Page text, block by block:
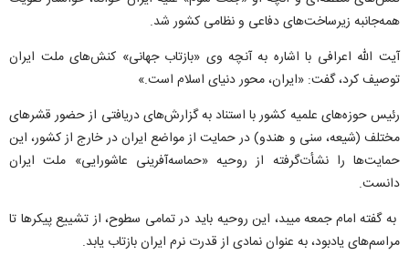
همه‌جانبه زیرساخت‌های دفاعی و نظامی کشور شد.
آیت الله اعرافی با اشاره به آنچه وی «بازتاب جهانی» کنش‌های ملت ایران
توصیف کرد، گفت: «ایران، محور دنیای اسلام است.»
رئیس حوزه‌های علمیه کشور با استناد به گزارش‌های دریافتی از حضور قشر‌های
مختلف (شیعه، سنی و هندو) در حمایت از مواضع ایران در خارج از کشور، این
حمایت‌ها را نشأت‌گرفته از روحیه «حماسه‌آفرینی عاشورایی» ملت ایران
دانست.
به گفته امام جمعه میبد، این روحیه باید در تمامی سطوح، از تشییع پیکر‌ها تا
مراسم‌های یادبود، به عنوان نمادی از قدرت نرم ایران بازتاب یابد.